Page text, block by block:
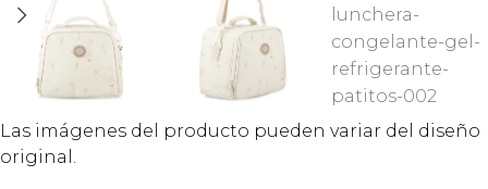
Las imágenes del producto pueden variar del diseño
original.